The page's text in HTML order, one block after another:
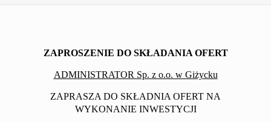
ZAPROSZENIE DO SKŁADANIA OFERT
ADMINISTRATOR Sp. z o.o. w Giżycku
ZAPRASZA DO SKŁADNIA OFERT NA
WYKONANIE INWESTYCJI